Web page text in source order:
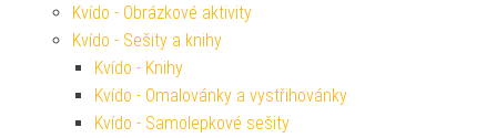
Kvído - Obrázkové aktivity
Kvído - Sešity a knihy
Kvído - Knihy
Kvído - Omalovánky a vystřihovánky
Kvído - Samolepkové sešity